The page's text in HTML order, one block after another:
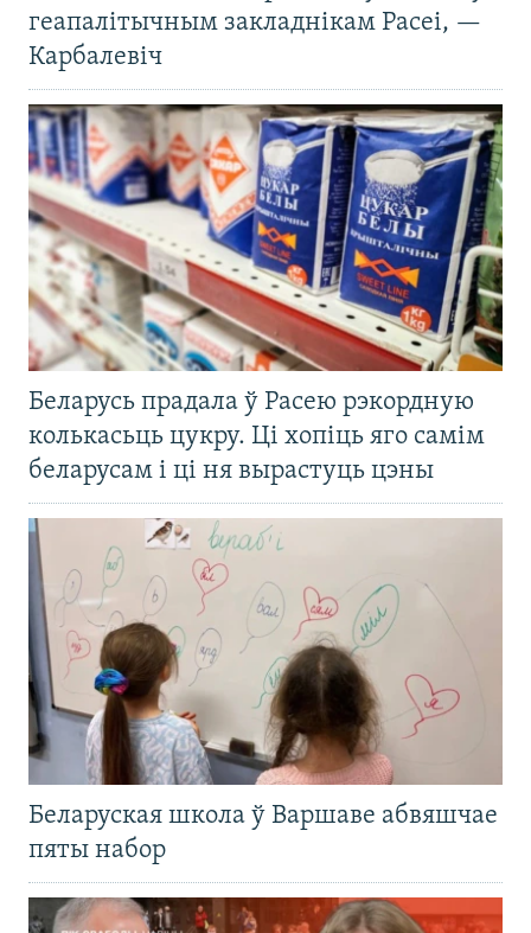
геапалітычным закладнікам Расеі, —
Карбалевіч
Беларусь прадала ў Расею рэкордную
колькасьць цукру. Ці хопіць яго самім
беларусам і ці ня вырастуць цэны
Беларуская школа ў Варшаве абвяшчае
пяты набор